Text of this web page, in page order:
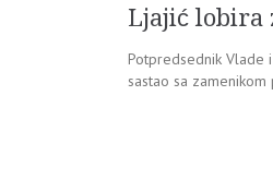
Ljajić lobira
Potpredsednik Vlade
sastao sa